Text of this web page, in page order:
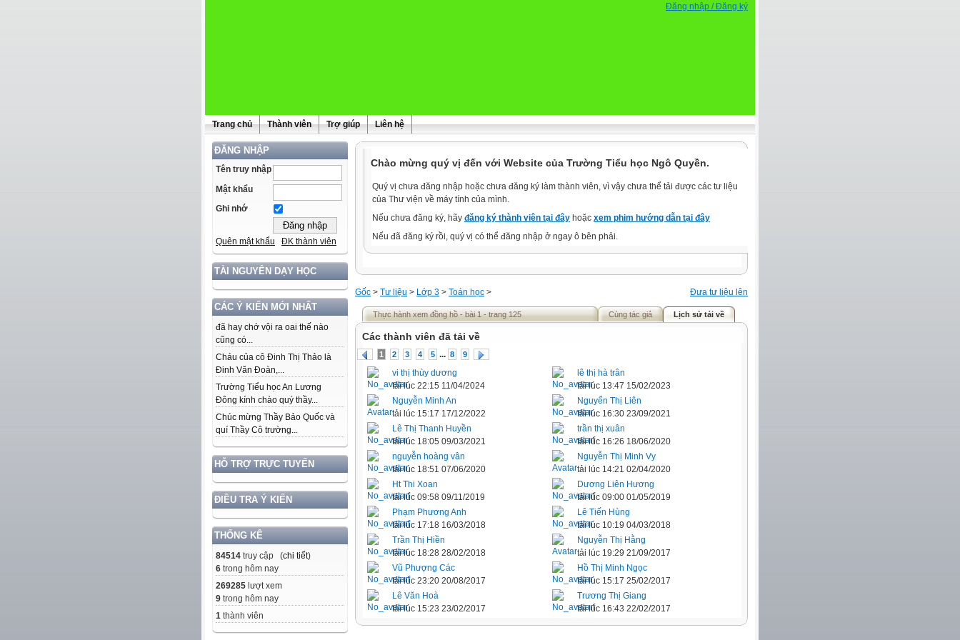
Đăng nhập / Đăng ký
Trang chủ Thành viên Trợ giúp Liên hệ
ĐĂNG NHẬP
Tên truy nhập
Mật khẩu
Ghi nhớ
Quên mật khẩu ĐK thành viên
TÀI NGUYÊN DẠY HỌC
CÁC Ý KIẾN MỚI NHẤT
đã hay chớ vội ra oai thế nào
cũng có...
Cháu của cô Đinh Thị Thảo là
Đinh Văn Đoàn,...
Trường Tiểu học An Lương
Đông kính chào quý thầy...
Chúc mừng Thầy Bảo Quốc và
quí Thầy Cô trường...
HỖ TRỢ TRỰC TUYẾN
ĐIỀU TRA Ý KIẾN
THỐNG KÊ
84514 truy cập (chi tiết)
6 trong hôm nay
269285 lượt xem
9 trong hôm nay
1 thành viên
Chào mừng quý vị đến với Website của Trường Tiểu học Ngô Quyền.
Quý vị chưa đăng nhập hoặc chưa đăng ký làm thành viên, vì vậy chưa thể tải được các tư liệu
của Thư viện về máy tính của mình.
Nếu chưa đăng ký, hãy đăng ký thành viên tại đây hoặc xem phim hướng dẫn tại đây
Nếu đã đăng ký rồi, quý vị có thể đăng nhập ở ngay ô bên phải.
Đưa tư liệu lên
Gốc > Tư liệu > Lớp 3 > Toán học >
Thực hành xem đồng hồ - bài 1 - trang 125 Cùng tác giả Lịch sử tải về
Các thành viên đã tải về
1 2 3 4 5 ... 8 9
vi thị thùy dương
tải lúc 22:15 11/04/2024
lê thị hà trân
tải lúc 13:47 15/02/2023
Nguyễn Minh An
tải lúc 15:17 17/12/2022
Nguyển Thị Liên
tải lúc 16:30 23/09/2021
Lê Thị Thanh Huyền
tải lúc 18:05 09/03/2021
trần thị xuân
tải lúc 16:26 18/06/2020
nguyễn hoàng vân
tải lúc 18:51 07/06/2020
Nguyễn Thị Minh Vy
tải lúc 14:21 02/04/2020
Ht Thi Xoan
tải lúc 09:58 09/11/2019
Dương Liên Hương
tải lúc 09:00 01/05/2019
Phạm Phương Anh
tải lúc 17:18 16/03/2018
Lê Tiến Hùng
tải lúc 10:19 04/03/2018
Trần Thị Hiền
tải lúc 18:28 28/02/2018
Nguyễn Thị Hằng
tải lúc 19:29 21/09/2017
Vũ Phượng Các
tải lúc 23:20 20/08/2017
Hồ Thị Minh Ngọc
tải lúc 15:17 25/02/2017
Lê Văn Hoà
tải lúc 15:23 23/02/2017
Trương Thị Giang
tải lúc 16:43 22/02/2017